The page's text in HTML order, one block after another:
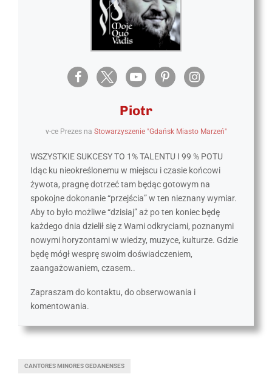
Piotr
v-ce Prezes na Stowarzyszenie "Gdańsk Miasto Marzeń"
WSZYSTKIE SUKCESY TO 1% TALENTU I 99 % POTU
Idąc ku nieokreślonemu w miejscu i czasie końcowi
żywota, pragnę dotrzeć tam będąc gotowym na
spokojne dokonanie “przejścia” w ten nieznany wymiar.
Aby to było możliwe “dzisiaj” aż po ten koniec będę
każdego dnia dzielił się z Wami odkryciami, poznanymi
nowymi horyzontami w wiedzy, muzyce, kulturze. Gdzie
będę mógł wesprę swoim doświadczeniem,
zaangażowaniem, czasem..
Zapraszam do kontaktu, do obserwowania i
komentowania.
CANTORES MINORES GEDANENSES